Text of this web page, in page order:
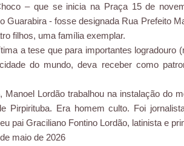
– que se inicia na Praça 15 de
Guarabira - fosse designada Rua Prefeito
filhos, uma família exemplar.
a tese que para importantes logradouro
do mundo, deva receber como
Manoel Lordão trabalhou na instalação do
Pirpirituba. Era homem culto. Foi
pai Graciliano Fontino Lordão, latinista e
maio de 2026